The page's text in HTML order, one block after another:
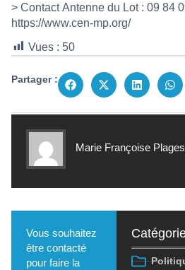
> Contact Antenne du Lot : 09 84
https://www.cen-mp.org/
Vues : 50
Partager :
Marie Françoise Plages
Vous souhaitez
être contacté
pour faire la